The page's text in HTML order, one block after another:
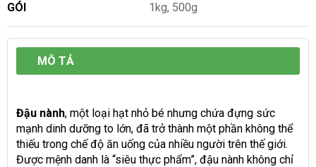
GÓI 1kg, 500g
MÔ TẢ
Đậu nành, một loại hạt nhỏ bé nhưng chứa đựng sức
mạnh dinh dưỡng to lớn, đã trở thành một phần không thể
thiếu trong chế độ ăn uống của nhiều người trên thế giới.
Được mệnh danh là “siêu thực phẩm”, đậu nành không chỉ